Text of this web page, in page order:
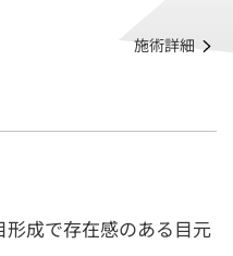
施術詳細
成で存在感のある目元